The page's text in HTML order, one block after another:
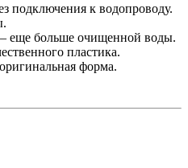
подключения к водопроводу.
еще больше очищенной воды.
пластика.
форма.